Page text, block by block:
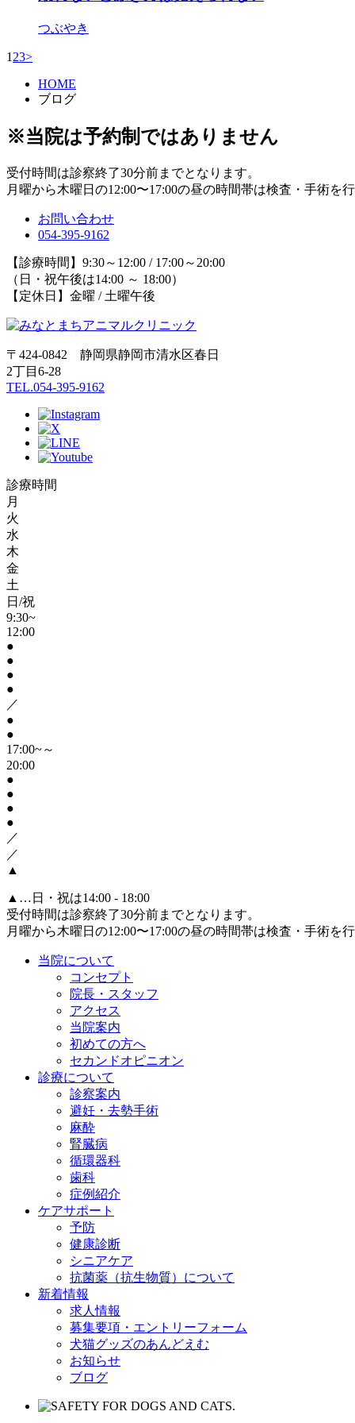
つぶやき
1 23>
HOME
ブログ
※当院は予約制ではありません
受付時間は診察終了30分前までとなります。
月曜から木曜日の12:00〜17:00の昼の時間帯は検査・手術を
お問い合わせ
054-395-9162
【診療時間】9:30～12:00 / 17:00～20:00
（日・祝午後は14:00 ～ 18:00）
【定休日】金曜 / 土曜午後
〒424-0842 静岡県静岡市清水区春日
2丁目6-28
TEL.054-395-9162
診療時間
月
火
水
木
金
土
日/祝
9:30~
12:00
●
●
●
●
／
●
●
17:00~～
20:00
●
●
●
●
／
／
▲
▲ …日・祝は14:00 - 18:00
受付時間は診察終了30分前までとなります。
月曜から木曜日の12:00〜17:00の昼の時間帯は検査・手術を
当院について
コンセプト
院長・スタッフ
アクセス
当院案内
初めての方へ
セカンドオピニオン
診療について
診察案内
避妊・去勢手術
麻酔
腎臓病
循環器科
歯科
症例紹介
ケアサポート
予防
健康診断
シニアケア
抗菌薬（抗生物質）について
新着情報
求人情報
募集要項・エントリーフォーム
犬猫グッズのあんどえむ
お知らせ
ブログ